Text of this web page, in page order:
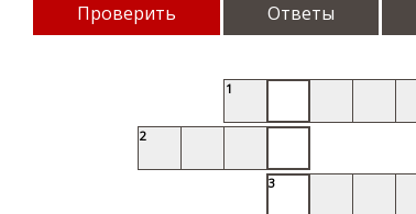
Проверить Ответы
1
2
3